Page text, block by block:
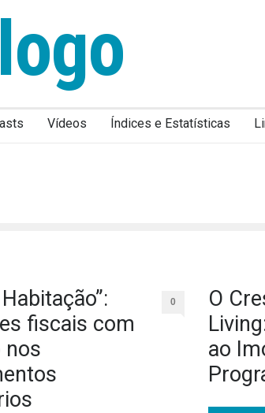
Vídeos Índices e Estatísticas
fiscais com
nos
0
O
ao